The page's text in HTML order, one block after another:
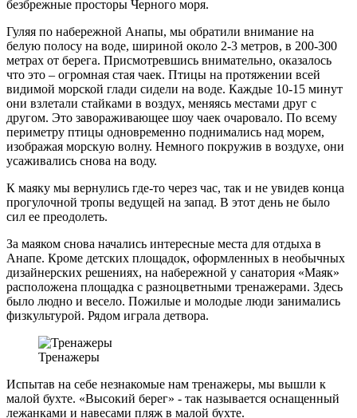
безбрежные просторы Черного моря.
Гуляя по набережной Анапы, мы обратили внимание на
белую полосу на воде, шириной около 2-3 метров, в 200-300
метрах от берега. Присмотревшись внимательно, оказалось
что это – огромная стая чаек. Птицы на протяжении всей
видимой морской глади сидели на воде. Каждые 10-15 минут
они взлетали стайками в воздух, меняясь местами друг с
другом. Это завораживающее шоу чаек очаровало. По всему
периметру птицы одновременно поднимались над морем,
изображая морскую волну. Немного покружив в воздухе, они
усаживались снова на воду.
К маяку мы вернулись где-то через час, так и не увидев конца
прогулочной тропы ведущей на запад. В этот день не было
сил ее преодолеть.
За маяком снова начались интересные места для отдыха в
Анапе. Кроме детских площадок, оформленных в необычных
дизайнерских решениях, на набережной у санатория «Маяк»
расположена площадка с разноцветными тренажерами. Здесь
было людно и весело. Пожилые и молодые люди занимались
физкультурой. Рядом играла детвора.
Тренажеры
Испытав на себе незнакомые нам тренажеры, мы вышли к
малой бухте. «Высокий берег» - так называется оснащенный
лежанками и навесами пляж в малой бухте.